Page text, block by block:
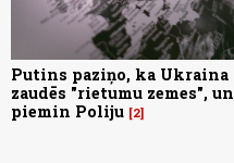
Putins paziņo, ka Ukraina
zaudēs "rietumu zemes", un
piemin Poliju 2